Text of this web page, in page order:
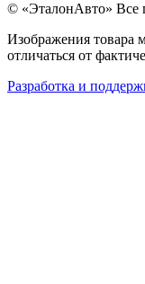
© «ЭталонАвто» Все
Изображения товара
отличаться от
Разработка и